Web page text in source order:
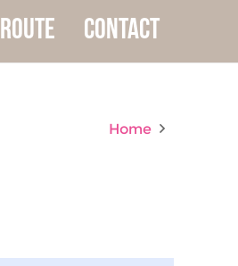
Route Contact
Home